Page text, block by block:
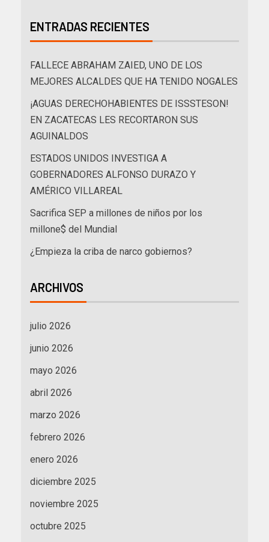
ENTRADAS RECIENTES
FALLECE ABRAHAM ZAIED, UNO DE LOS
MEJORES ALCALDES QUE HA TENIDO NOGALES
¡AGUAS DERECHOHABIENTES DE ISSSTESON!
EN ZACATECAS LES RECORTARON SUS
AGUINALDOS
ESTADOS UNIDOS INVESTIGA A
GOBERNADORES ALFONSO DURAZO Y
AMÉRICO VILLAREAL
Sacrifica SEP a millones de niños por los
millone$ del Mundial
¿Empieza la criba de narco gobiernos?
ARCHIVOS
julio 2026
junio 2026
mayo 2026
abril 2026
marzo 2026
febrero 2026
enero 2026
diciembre 2025
noviembre 2025
octubre 2025